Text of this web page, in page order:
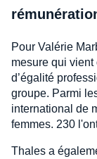
Pour Valérie
mesure qui
d’égalité
groupe. Parmi
international de
femmes. 230
Thales a